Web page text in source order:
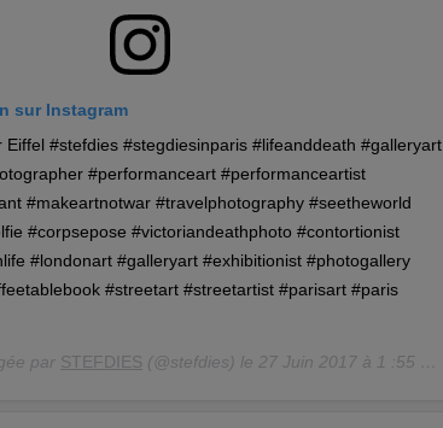
sur Instagram
Eiffel #stefdies #stegdiesinparis #lifeanddeath #galleryart
#performanceart #performanceartist
#makeartnotwar #travelphotography #seetheworld
#corpsepose #victoriandeathphoto #contortionist
#londonart #galleryart #exhibitionist #photogallery
#streetart #streetartist #parisart #paris
par STEFDIES (@stefdies) le 27 Juin 2017 à 1 :55 PDT